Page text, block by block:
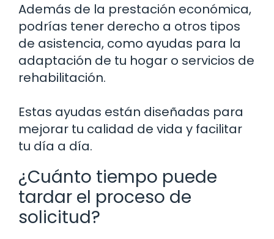
Además de la prestación económica,
podrías tener derecho a otros tipos
de asistencia, como ayudas para la
adaptación de tu hogar o servicios de
rehabilitación.
Estas ayudas están diseñadas para
mejorar tu calidad de vida y facilitar
tu día a día.
¿Cuánto tiempo puede
tardar el proceso de
solicitud?